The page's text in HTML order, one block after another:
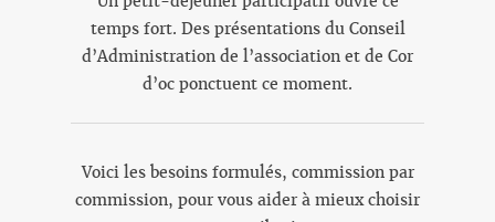
temps fort. Des présentations du Conseil
d’Administration de l’association et de Cor
d’oc ponctuent ce moment.
Voici les besoins formulés, commission par
commission, pour vous aider à mieux choisir